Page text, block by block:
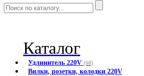
Каталог
Удлинитель 220V (60)
Вилки, розетки, колодки 220V